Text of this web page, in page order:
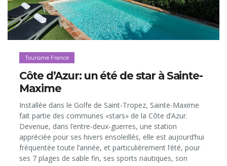
Tourisme France
Côte d’Azur: un été de star à Sainte-
Maxime
Installée dans le Golfe de Saint-Tropez, Sainte-Maxime
fait partie des communes «stars» de la Côte d’Azur.
Devenue, dans l’entre-deux-guerres, une station
appréciée pour ses hivers ensoleillés, elle est aujourd’hui
fréquentée toute l’année, et particulièrement l’été, pour
ses 7 plages de sable fin, ses sports nautiques, son